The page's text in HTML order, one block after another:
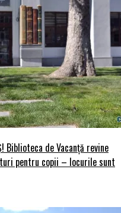
Biblioteca de Vacanță revine
pentru copii – locurile sunt